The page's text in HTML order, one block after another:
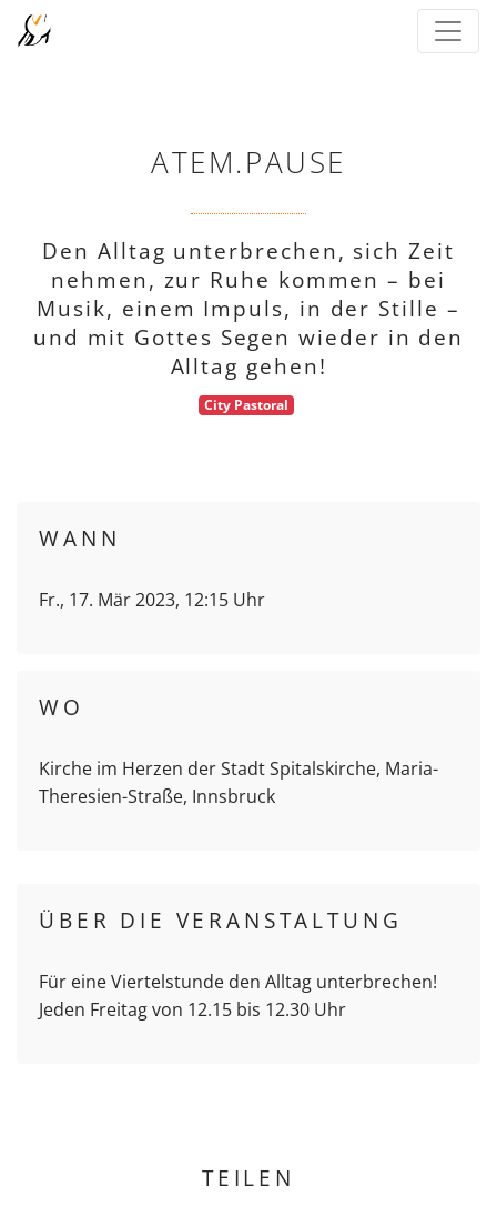
ATEM.PAUSE
Den Alltag unterbrechen, sich Zeit
nehmen, zur Ruhe kommen – bei
Musik, einem Impuls, in der Stille –
und mit Gottes Segen wieder in den
Alltag gehen!
City Pastoral
WANN
Fr., 17. Mär 2023, 12:15 Uhr
WO
Kirche im Herzen der Stadt Spitalskirche, Maria-
Theresien-Straße, Innsbruck
ÜBER DIE VERANSTALTUNG
Für eine Viertelstunde den Alltag unterbrechen!
Jeden Freitag von 12.15 bis 12.30 Uhr
TEILEN